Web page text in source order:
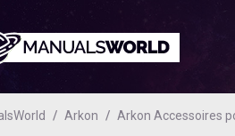
Arkon Arkon Accessoires